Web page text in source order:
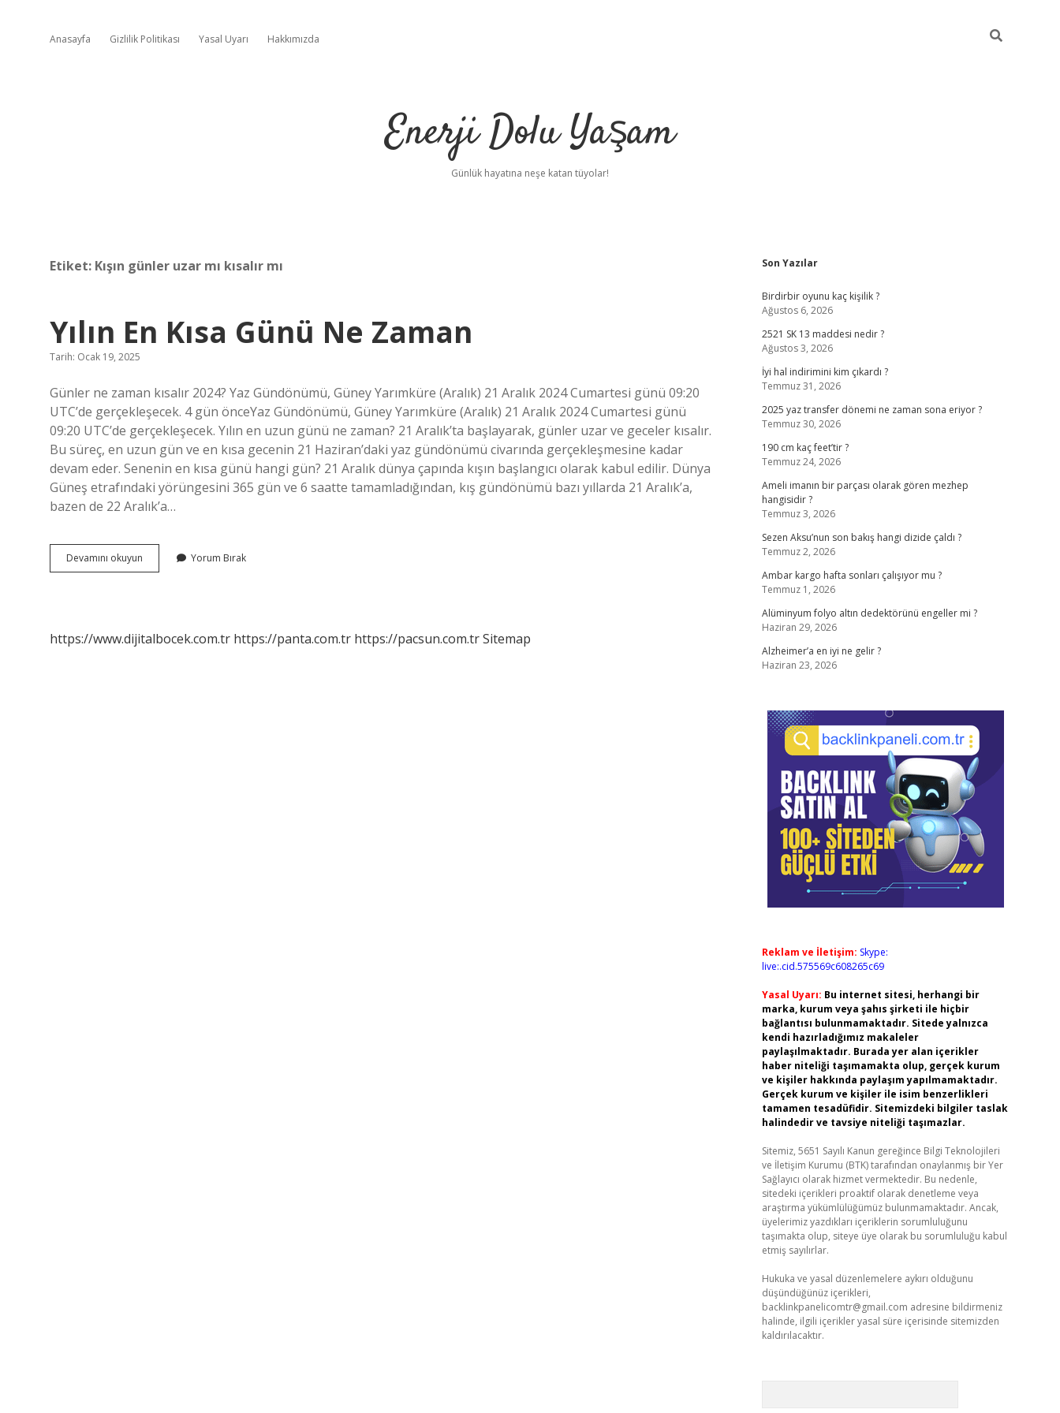
Anasayfa Gizlilik Politikası Yasal Uyarı Hakkımızda
Enerji Dolu Yaşam
Günlük hayatına neşe katan tüyolar!
Etiket: Kışın günler uzar mı kısalır mı
Yılın En Kısa Günü Ne Zaman
Tarih: Ocak 19, 2025
Günler ne zaman kısalır 2024? Yaz Gündönümü, Güney Yarımküre (Aralık) 21 Aralık 2024 Cumartesi günü 09:20
UTC’de gerçekleşecek. 4 gün önceYaz Gündönümü, Güney Yarımküre (Aralık) 21 Aralık 2024 Cumartesi günü
09:20 UTC’de gerçekleşecek. Yılın en uzun günü ne zaman? 21 Aralık’ta başlayarak, günler uzar ve geceler kısalır.
Bu süreç, en uzun gün ve en kısa gecenin 21 Haziran’daki yaz gündönümü civarında gerçekleşmesine kadar
devam eder. Senenin en kısa günü hangi gün? 21 Aralık dünya çapında kışın başlangıcı olarak kabul edilir. Dünya
Güneş etrafındaki yörüngesini 365 gün ve 6 saatte tamamladığından, kış gündönümü bazı yıllarda 21 Aralık’a,
bazen de 22 Aralık’a…
Devamını okuyun
En
Yorum Bırak
https://www.dijitalbocek.com.tr https://panta.com.tr https://pacsun.com.trSitemap
Sidebar
Son Yazılar
Birdirbir oyunu kaç kişilik ?
Ağustos 6, 2026
2521 SK 13 maddesi nedir ?
Ağustos 3, 2026
İyi hal indirimini kim çıkardı ?
Temmuz 31, 2026
2025 yaz transfer dönemi ne zaman sona eriyor ?
Temmuz 30, 2026
190 cm kaç feet’tir ?
Temmuz 24, 2026
Ameli imanın bir parçası olarak gören mezhep
hangisidir ?
Temmuz 3, 2026
Sezen Aksu’nun son bakış hangi dizide çaldı ?
Temmuz 2, 2026
Ambar kargo hafta sonları çalışıyor mu ?
Temmuz 1, 2026
Alüminyum folyo altın dedektörünü engeller mi ?
Haziran 29, 2026
Alzheimer’a en iyi ne gelir ?
Haziran 23, 2026
Reklam ve İletişim: Skype:
live:.cid.575569c608265c69
Yasal Uyarı: Bu internet sitesi, herhangi bir
marka, kurum veya şahıs şirketi ile hiçbir
bağlantısı bulunmamaktadır. Sitede yalnızca
kendi hazırladığımız makaleler
paylaşılmaktadır. Burada yer alan içerikler
haber niteliği taşımamakta olup, gerçek kurum
ve kişiler hakkında paylaşım yapılmamaktadır.
Gerçek kurum ve kişiler ile isim benzerlikleri
tamamen tesadüfidir. Sitemizdeki bilgiler taslak
halindedir ve tavsiye niteliği taşımazlar.
Sitemiz, 5651 Sayılı Kanun gereğince Bilgi Teknolojileri
ve İletişim Kurumu (BTK) tarafından onaylanmış bir Yer
Sağlayıcı olarak hizmet vermektedir. Bu nedenle,
sitedeki içerikleri proaktif olarak denetleme veya
araştırma yükümlülüğümüz bulunmamaktadır. Ancak,
üyelerimiz yazdıkları içeriklerin sorumluluğunu
taşımakta olup, siteye üye olarak bu sorumluluğu kabul
etmiş sayılırlar.
Hukuka ve yasal düzenlemelere aykırı olduğunu
düşündüğünüz içerikleri,
backlinkpanelicomtr@gmail.com adresine bildirmeniz
halinde, ilgili içerikler yasal süre içerisinde sitemizden
kaldırılacaktır.